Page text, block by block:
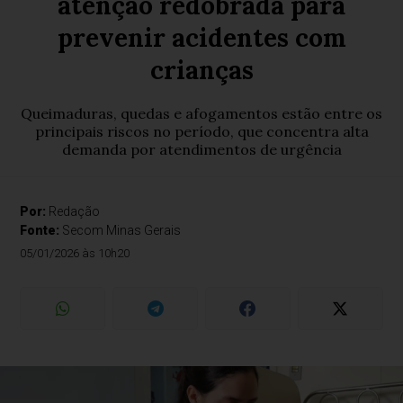
prevenir acidentes com
crianças
Queimaduras, quedas e afogamentos estão entre os
principais riscos no período, que concentra alta
demanda por atendimentos de urgência
Por: Redação
Fonte: Secom Minas Gerais
05/01/2026 às 10h20